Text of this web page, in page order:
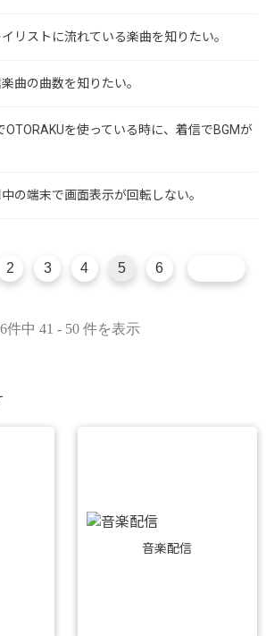
リストに流れている楽曲を知りたい。
曲の曲数を知りたい。
OTORAKUを使っている時に、着信でBGMが
の端末で画面表示が回転しない。
件中 41 - 50 件を表示
2 3 4 5 6
音楽配信